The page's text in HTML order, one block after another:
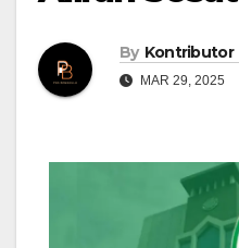
By Kontributor
MAR 29, 2025